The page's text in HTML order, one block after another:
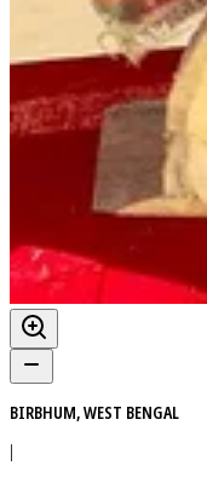
BIRBHUM, WEST BENGAL
|